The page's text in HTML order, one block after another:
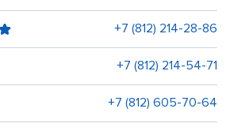
+7 (812) 214-28-86
+7 (812) 214-54-71
+7 (812) 605-70-64